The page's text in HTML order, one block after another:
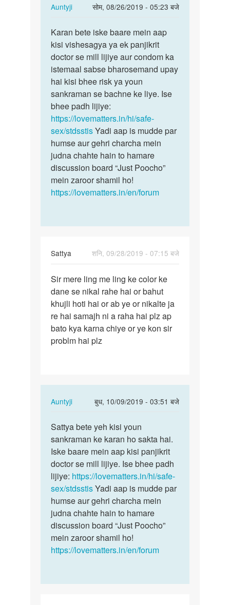
Auntyji
सोम, 08/26/2019 - 05:23 बजे
In
to
Mere
penis
ke
chamde
per…
by
Karan
Karan
bete
iske
baare
mein…
Karan bete iske baare mein aap
kisi vishesagya ya ek panjikrit
doctor se mill lijiye aur condom ka
istemaal sabse bharosemand upay
hai kisi bhee risk ya youn
sankraman se bachne ke liye. Ise
bhee padh lijiye:
https://lovematters.in/hi/safe-
sex/stdsstisYadi aap is mudde par
humse aur gehri charcha mein
judna chahte hain to hamare
discussion board “Just Poocho”
mein zaroor shamil ho!
https://lovematters.in/en/forum
Sattya
शनि, 09/28/2019 - 07:15 बजे
Sir
mere
ling
me
ling
ke…
Sir mere ling me ling ke color ke
dane se nikal rahe hai or bahut
khujli hoti hai or ab ye or nikalte ja
re hai samajh ni a raha hai plz ap
bato kya karna chiye or ye kon sir
problm hai plz
Auntyji
बुध, 10/09/2019 - 03:51 बजे
In
to
Sir
mere
ling
me
ling
ke…
by
Sattya
Sattya
bete
yeh
kisi
youn…
Sattya bete yeh kisi youn
sankraman ke karan ho sakta hai.
Iske baare mein aap kisi panjikrit
doctor se mill lijiye. Ise bhee padh
lijiye: https://lovematters.in/hi/safe-
sex/stdsstisYadi aap is mudde par
humse aur gehri charcha mein
judna chahte hain to hamare
discussion board “Just Poocho”
mein zaroor shamil ho!
https://lovematters.in/en/forum